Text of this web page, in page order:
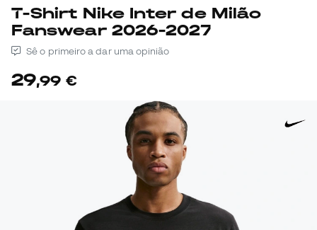
T-Shirt Nike Inter de Milão
Fanswear 2026-2027
Sê o primeiro a dar uma opinião
29,99 €